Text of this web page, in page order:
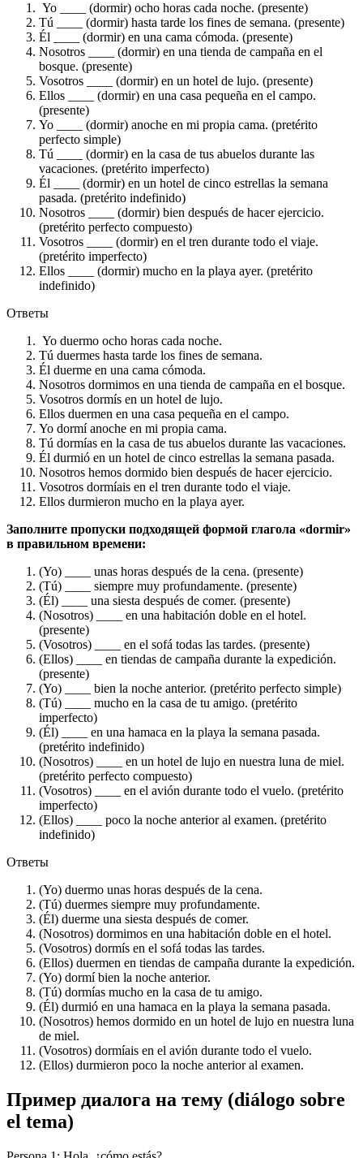
Yo ____ (dormir) ocho horas cada noche. (presente)
Tú ____ (dormir) hasta tarde los fines de semana. (presente)
Él ____ (dormir) en una cama cómoda. (presente)
Nosotros ____ (dormir) en una tienda de campaña en el
bosque. (presente)
Vosotros ____ (dormir) en un hotel de lujo. (presente)
Ellos ____ (dormir) en una casa pequeña en el campo.
(presente)
Yo ____ (dormir) anoche en mi propia cama. (pretérito
perfecto simple)
Tú ____ (dormir) en la casa de tus abuelos durante las
vacaciones. (pretérito imperfecto)
Él ____ (dormir) en un hotel de cinco estrellas la semana
pasada. (pretérito indefinido)
Nosotros ____ (dormir) bien después de hacer ejercicio.
(pretérito perfecto compuesto)
Vosotros ____ (dormir) en el tren durante todo el viaje.
(pretérito imperfecto)
Ellos ____ (dormir) mucho en la playa ayer. (pretérito
indefinido)
Ответы
Yo duermo ocho horas cada noche.
Tú duermes hasta tarde los fines de semana.
Él duerme en una cama cómoda.
Nosotros dormimos en una tienda de campaña en el bosque.
Vosotros dormís en un hotel de lujo.
Ellos duermen en una casa pequeña en el campo.
Yo dormí anoche en mi propia cama.
Tú dormías en la casa de tus abuelos durante las vacaciones.
Él durmió en un hotel de cinco estrellas la semana pasada.
Nosotros hemos dormido bien después de hacer ejercicio.
Vosotros dormíais en el tren durante todo el viaje.
Ellos durmieron mucho en la playa ayer.
Заполните пропуски подходящей формой глагола «dormir»
в правильном времени:
(Yo) ____ unas horas después de la cena. (presente)
(Tú) ____ siempre muy profundamente. (presente)
(Él) ____ una siesta después de comer. (presente)
(Nosotros) ____ en una habitación doble en el hotel.
(presente)
(Vosotros) ____ en el sofá todas las tardes. (presente)
(Ellos) ____ en tiendas de campaña durante la expedición.
(presente)
(Yo) ____ bien la noche anterior. (pretérito perfecto simple)
(Tú) ____ mucho en la casa de tu amigo. (pretérito
imperfecto)
(Él) ____ en una hamaca en la playa la semana pasada.
(pretérito indefinido)
(Nosotros) ____ en un hotel de lujo en nuestra luna de miel.
(pretérito perfecto compuesto)
(Vosotros) ____ en el avión durante todo el vuelo. (pretérito
imperfecto)
(Ellos) ____ poco la noche anterior al examen. (pretérito
indefinido)
Ответы
(Yo) duermo unas horas después de la cena.
(Tú) duermes siempre muy profundamente.
(Él) duerme una siesta después de comer.
(Nosotros) dormimos en una habitación doble en el hotel.
(Vosotros) dormís en el sofá todas las tardes.
(Ellos) duermen en tiendas de campaña durante la expedición.
(Yo) dormí bien la noche anterior.
(Tú) dormías mucho en la casa de tu amigo.
(Él) durmió en una hamaca en la playa la semana pasada.
(Nosotros) hemos dormido en un hotel de lujo en nuestra luna
de miel.
(Vosotros) dormíais en el avión durante todo el vuelo.
(Ellos) durmieron poco la noche anterior al examen.
Пример диалога на тему (diálogo sobre
el tema)